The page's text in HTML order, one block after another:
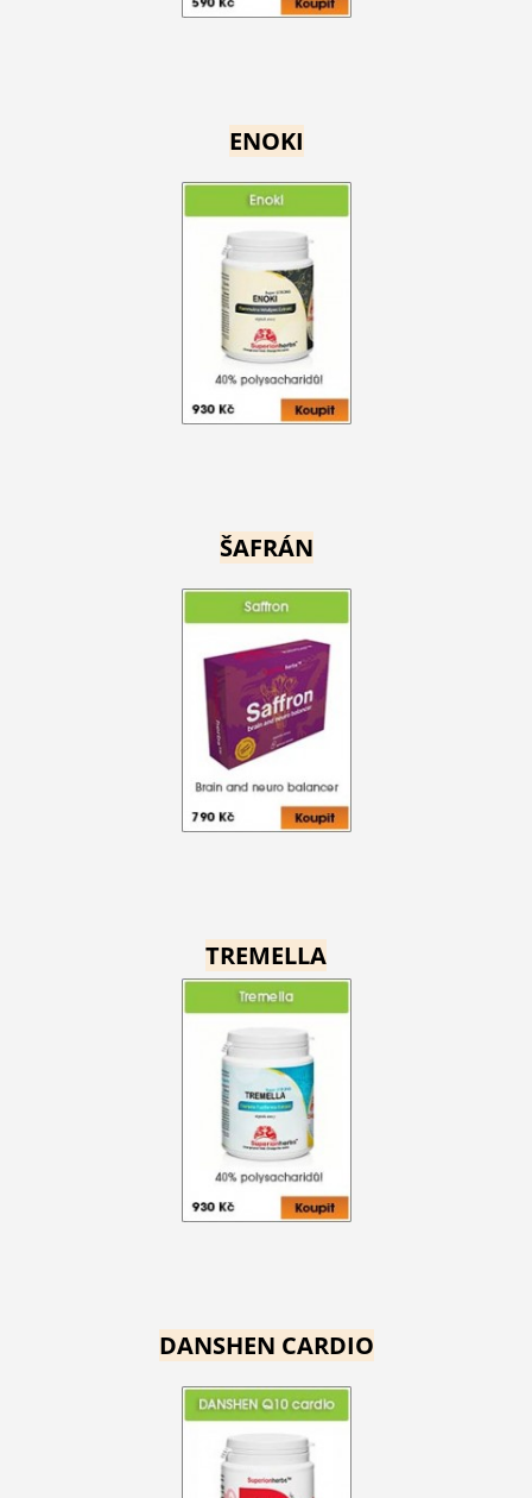
ENOKI
ŠAFRÁN
TREMELLA
DANSHEN CARDIO